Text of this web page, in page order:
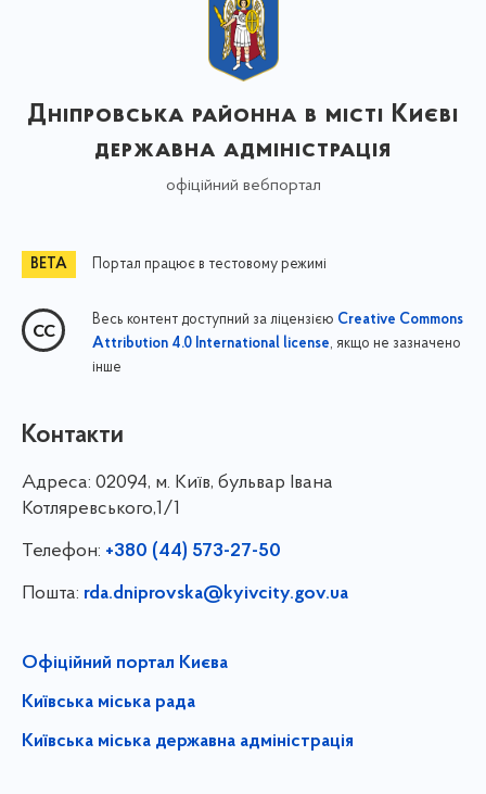
Дніпровська районна в місті Києві
державна адміністрація
офіційний вебпортал
Портал працює в тестовому режимі
Весь контент доступний за ліцензією Creative Commons
Attribution 4.0 International license, якщо не зазначено
інше
Контакти
Адреса: 02094, м. Київ, бульвар Івана
Котляревського,1/1
Телефон: +380 (44) 573-27-50
Пошта: rda.dniprovska@kyivcity.gov.ua
Офіційний портал Києва
Київська міська рада
Київська міська державна адміністрація